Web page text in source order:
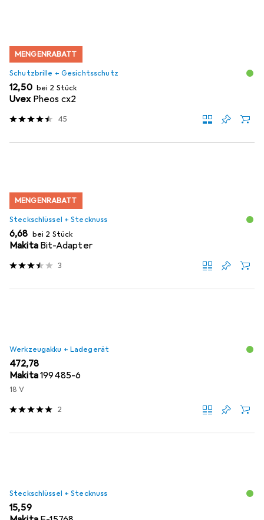
MENGENRABATT
Schutzbrille + Gesichtsschutz
EUR
12,50 bei 2 Stück
Uvex Pheos cx2
45
MENGENRABATT
Steckschlüssel + Stecknuss
EUR
6,68 bei 2 Stück
Makita Bit-Adapter
3
Werkzeugakku + Ladegerät
EUR
472,78
Makita199485-6
18 V
2
Steckschlüssel + Stecknuss
EUR
15,59